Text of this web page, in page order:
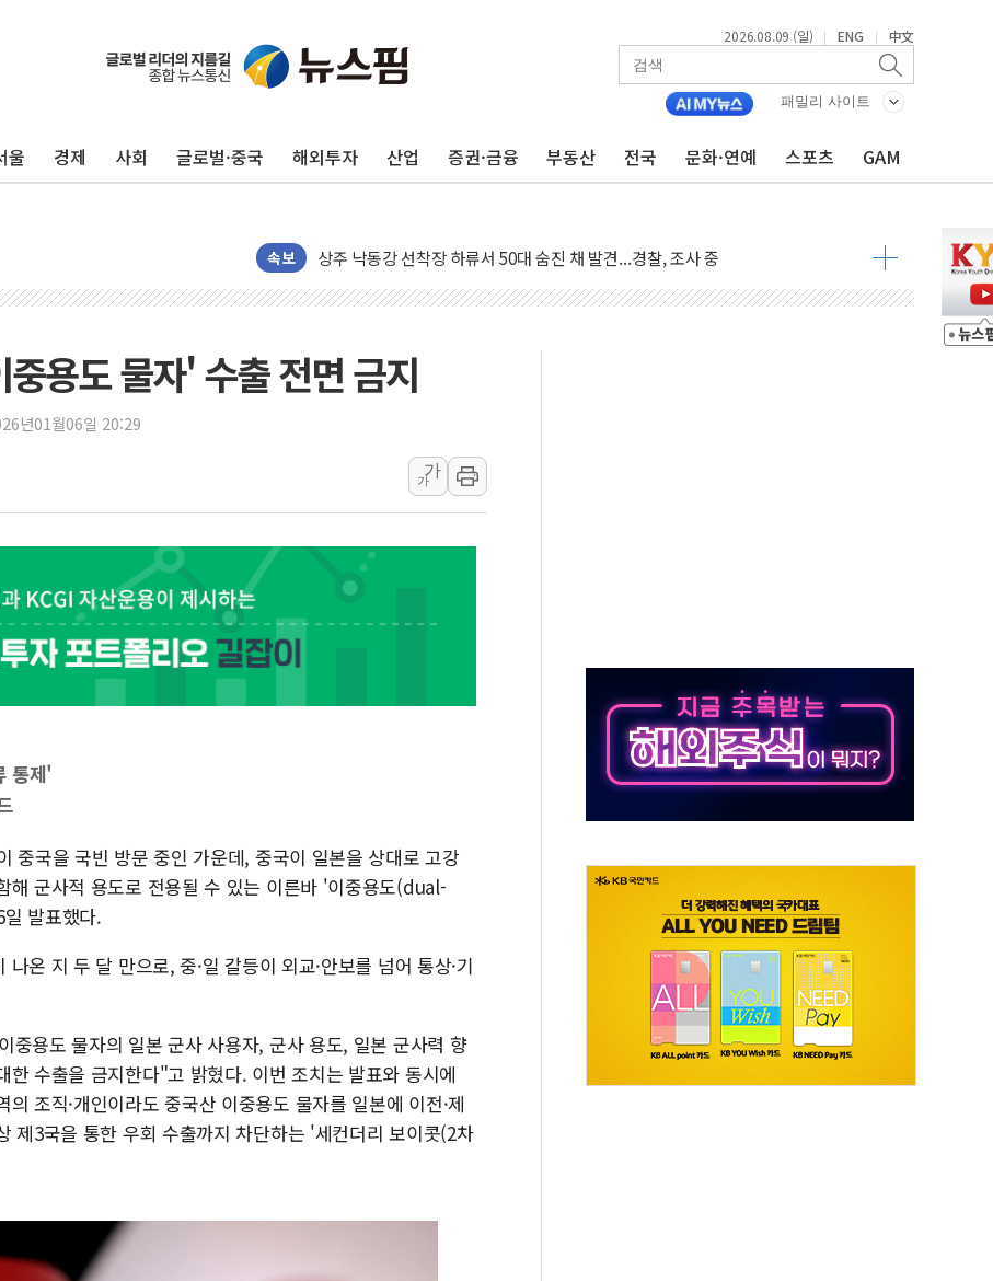
2026.08.09 (일) | ENG | 中文
패밀리 사이트
울 경제 사회 글로벌·중국 해외투자 산업 증권·금융 부동산 전국 문화·연예 스포츠 GAM
속보
평택 진위면 공장서 질식사고 발생…작업자 1명 숨져
포항 블루밸리 국가산단에 '철강 AI융합실증센터' 들어선다
[종합] 김민석, 정청래에 누적 '1.48%p' 차 선두 유지...金 46.01% vs 鄭 44.53%
민주당 경북도당위원장에 오중기 당선...합산득표율 68.63%
김민석, 강원·대구·경북 경선서 정청래에 승리…金 48.54% vs 鄭 44.40%
[속보] 민주, 강원·대구·경북 경선 결과...김민석 48.54% 정청래 44.40%
[속보] 민주, 대구 경선 결과 발표...정청래 47.82% 김민석 46.35% 송영길 5.83%
[속보] 민주, 강원 경선 결과 발표...김민석 50.30% 정청래 41.94% 송영길 7.76%
정재헌 CEO, SKT 장기고객 400명 맞이…"마음 잇는 시간 되길"
최태원, 노소영에 9440억 지급 확정되나…재상고 앞두고 막판 셈법
하나금융, 명동 소상공인에 '행복상자' 전달
인천시 광복절 현수막 '태극기 거꾸로' 논란…이틀만에 철거
홈플러스發 대형마트 판매, 역대 최대폭 감소한 9.4%↓…유통업계 양극화 심화
윤준병·이해민 의원, '정부 특사'로 콜롬비아 대통령 취임식 참석
'호우·산사태 주의보' 울진 시간당 30mm 강한 비...호우 피해 없어
여야, 황희 '버스 하우스' 공방…野 "청년 우롱 기괴" vs 與 "송구한 해프닝"
용도 물자' 수출 전면 금지
년01월06일 20:29
가
가
통제'
중국을 국빈 방문 중인 가운데, 중국이 일본을 상대로 고강
해 군사적 용도로 전용될 수 있는 이른바 '이중용도(dual-
발표했다.
온 지 두 달 만으로, 중·일 갈등이 외교·안보를 넘어 통상·기
중용도 물자의 일본 군사 사용자, 군사 용도, 일본 군사력 향
한 수출을 금지한다"고 밝혔다. 이번 조치는 발표와 동시에
조직·개인이라도 중국산 이중용도 물자를 일본에 이전·제
제3국을 통한 우회 수출까지 차단하는 '세컨더리 보이콧(2차